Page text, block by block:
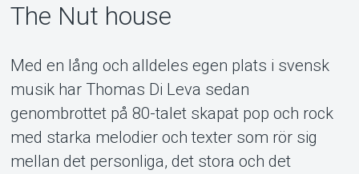
Support
The Nut house
Med en lång och alldeles egen plats i svensk
musik har Thomas Di Leva sedan
genombrottet på 80-talet skapat pop och rock
med starka melodier och texter som rör sig
mellan det personliga, det stora och det